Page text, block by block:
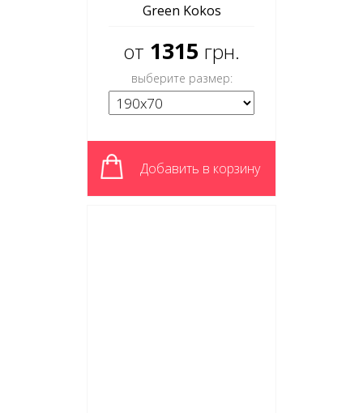
Green Kokos
от 1315 грн.
выберите размер:
Добавить в корзину